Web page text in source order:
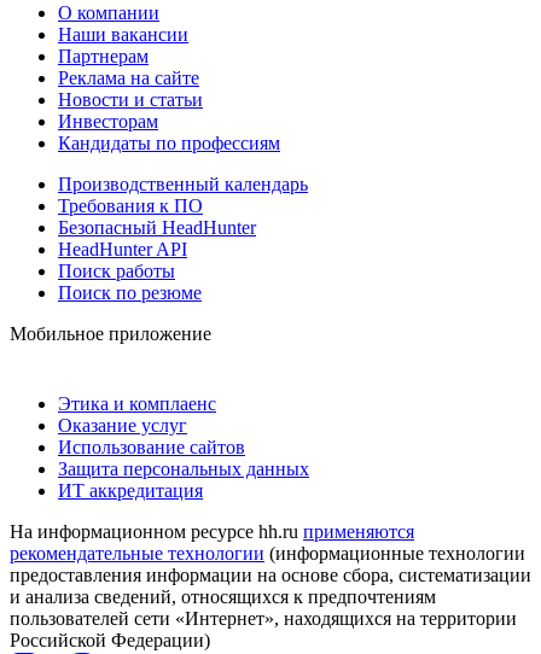
О компании
Наши вакансии
Партнерам
Реклама на сайте
Новости и статьи
Инвесторам
Кандидаты по профессиям
Производственный календарь
Требования к ПО
Безопасный HeadHunter
HeadHunter API
Поиск работы
Поиск по резюме
Мобильное приложение
Этика и комплаенс
Оказание услуг
Использование сайтов
Защита персональных данных
ИТ аккредитация
На информационном ресурсе hh.ru применяются
рекомендательные технологии (информационные технологии
предоставления информации на основе сбора, систематизации
и анализа сведений, относящихся к предпочтениям
пользователей сети «Интернет», находящихся на территории
Российской Федерации)